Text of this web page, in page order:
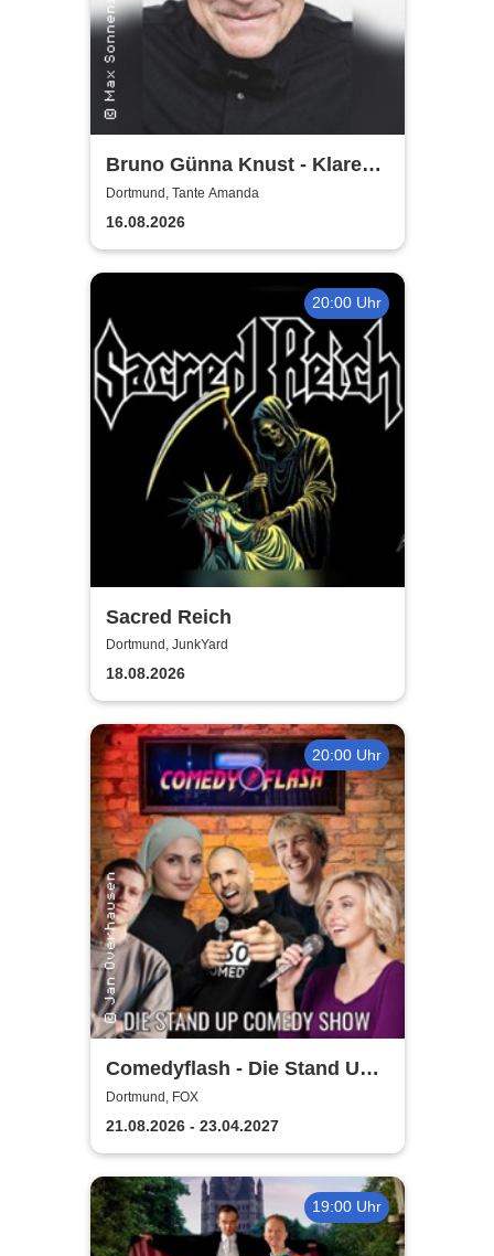
Bruno Günna Knust - Klare
Kante im Biergarten 2026
Dortmund, Tante Amanda
16.08.2026
20:00 Uhr
Sacred Reich
Dortmund, JunkYard
18.08.2026
20:00 Uhr
Comedyflash - Die Stand Up
Comedy Show in Dortmund
Dortmund, FOX
21.08.2026 - 23.04.2027
19:00 Uhr